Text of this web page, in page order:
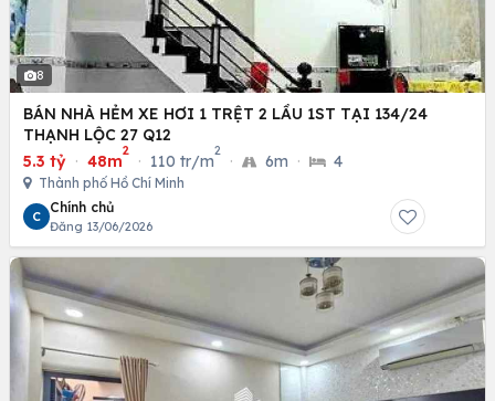
8
BÁN NHÀ HẺM XE HƠI 1 TRỆT 2 LẦU 1ST TẠI 134/24
THẠNH LỘC 27 Q12
5.3 tỷ · 48m
2
· 110 tr/m
2
· 6m · 4
Thành phố Hồ Chí Minh
C
Chính chủ
Đăng 13/06/2026